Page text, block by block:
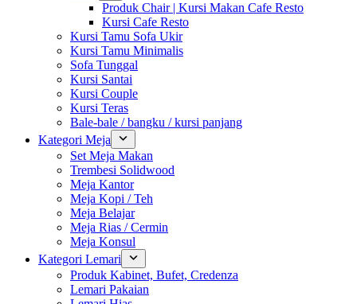
Produk Chair | Kursi Makan Cafe Resto
Kursi Cafe Resto
Kursi Tamu Sofa Ukir
Kursi Tamu Minimalis
Sofa Tunggal
Kursi Santai
Kursi Couple
Kursi Teras
Bale-bale / bangku / kursi panjang
Kategori Meja
Set Meja Makan
Trembesi Solidwood
Meja Kantor
Meja Kopi / Teh
Meja Belajar
Meja Rias / Cermin
Meja Konsul
Kategori Lemari
Produk Kabinet, Bufet, Credenza
Lemari Pakaian